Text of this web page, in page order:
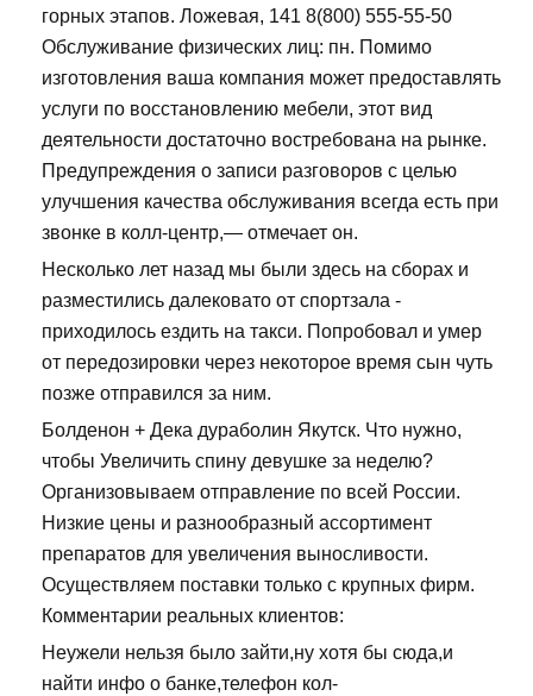
горных этапов. Ложевая, 141 8(800) 555-55-50
Обслуживание физических лиц: пн. Помимо
изготовления ваша компания может предоставлять
услуги по восстановлению мебели, этот вид
деятельности достаточно востребована на рынке.
Предупреждения о записи разговоров с целью
улучшения качества обслуживания всегда есть при
звонке в колл-центр,— отмечает он.
Несколько лет назад мы были здесь на сборах и
разместились далековато от спортзала -
приходилось ездить на такси. Попробовал и умер
от передозировки через некоторое время сын чуть
позже отправился за ним.
Болденон + Дека дураболин Якутск. Что нужно,
чтобы Увеличить спину девушке за неделю?
Организовываем отправление по всей России.
Низкие цены и разнообразный ассортимент
препаратов для увеличения выносливости.
Осуществляем поставки только с крупных фирм.
Комментарии реальных клиентов:
Неужели нельзя было зайти,ну хотя бы сюда,и
найти инфо о банке,телефон кол-